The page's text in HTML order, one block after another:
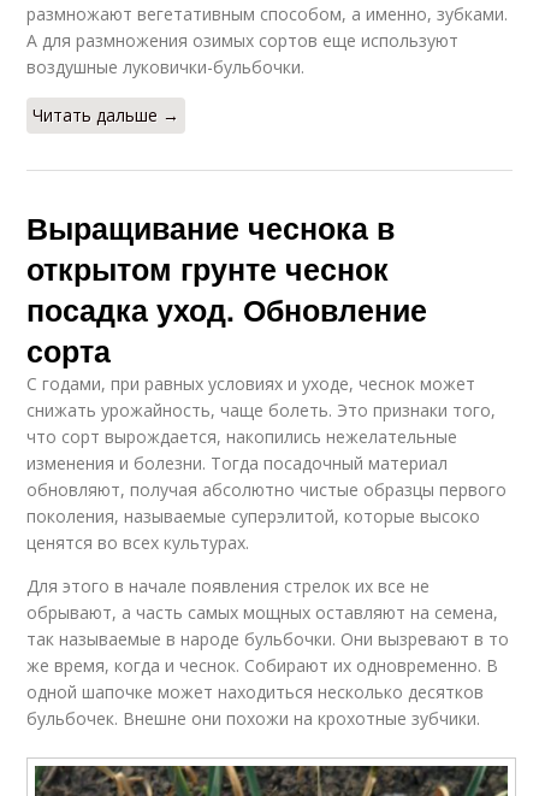
размножают вегетативным способом, а именно, зубками.
А для размножения озимых сортов еще используют
воздушные луковички-бульбочки.
Читать дальше →
Выращивание чеснока в
открытом грунте чеснок
посадка уход. Обновление
сорта
С годами, при равных условиях и уходе, чеснок может
снижать урожайность, чаще болеть. Это признаки того,
что сорт вырождается, накопились нежелательные
изменения и болезни. Тогда посадочный материал
обновляют, получая абсолютно чистые образцы первого
поколения, называемые суперэлитой, которые высоко
ценятся во всех культурах.
Для этого в начале появления стрелок их все не
обрывают, а часть самых мощных оставляют на семена,
так называемые в народе бульбочки. Они вызревают в то
же время, когда и чеснок. Собирают их одновременно. В
одной шапочке может находиться несколько десятков
бульбочек. Внешне они похожи на крохотные зубчики.